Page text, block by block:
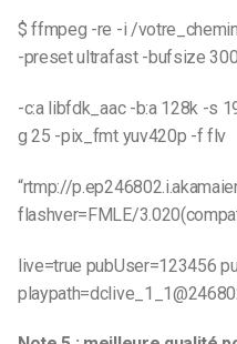
$ ffmpeg -re -i /
-preset ultrafast -bufsize
-c:a libfdk_aac -b:a 128k -s
g 25 -pix_fmt yuv420p -f flv
“rtmp://
flashver=FMLE/
live=true pubUser=123456